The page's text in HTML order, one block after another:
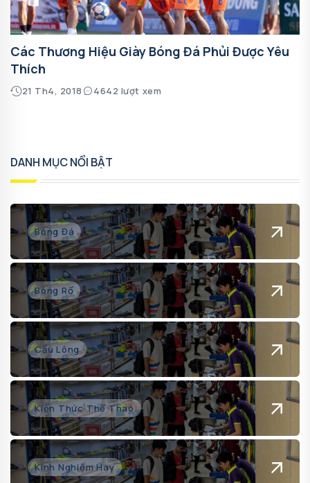
Các Thương Hiệu Giày Bóng Đá Phủi Được Yêu
Thích
21 Th4, 2018 4642 lượt xem
DANH MỤC NỔI BẬT
Bóng Đá
Bóng Rổ
Cầu Lông
Kiến Thức Thể Thao
Kinh Nghiệm Hay